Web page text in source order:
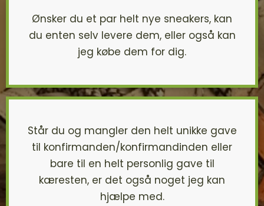
Ønsker du et par helt nye sneakers, kan
du enten selv levere dem, eller også kan
jeg købe dem for dig.
Står du og mangler den helt unikke gave
til konfirmanden/konfirmandinden eller
bare til en helt personlig gave til
kæresten, er det også noget jeg kan
hjælpe med.